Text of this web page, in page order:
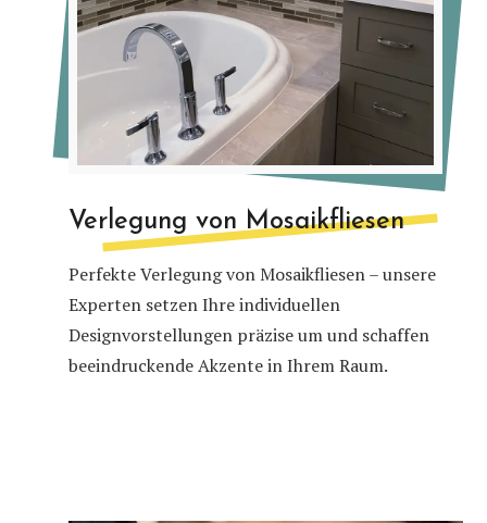
Verlegung von Mosaikfliesen
Perfekte Verlegung von Mosaikfliesen – unsere
Experten setzen Ihre individuellen
Designvorstellungen präzise um und schaffen
beeindruckende Akzente in Ihrem Raum.